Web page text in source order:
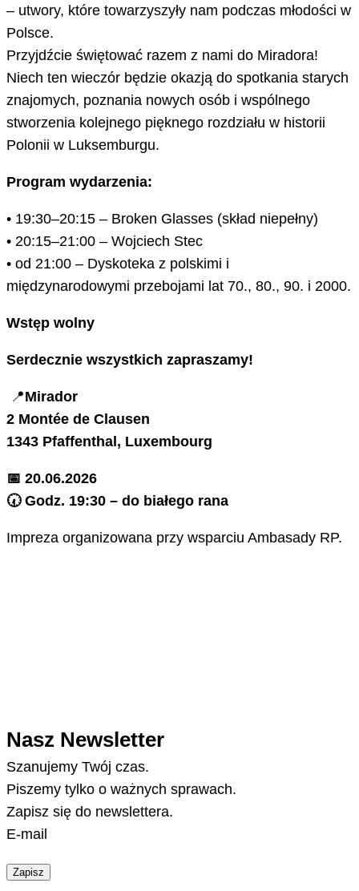
– utwory, które towarzyszyły nam podczas młodości w
Polsce.
Przyjdźcie świętować razem z nami do Miradora!
Niech ten wieczór będzie okazją do spotkania starych
znajomych, poznania nowych osób i wspólnego
stworzenia kolejnego pięknego rozdziału w historii
Polonii w Luksemburgu.
Program wydarzenia:
• 19:30–20:15 – Broken Glasses (skład niepełny)
• 20:15–21:00 – Wojciech Stec
• od 21:00 – Dyskoteka z polskimi i
międzynarodowymi przebojami lat 70., 80., 90. i 2000.
Wstęp wolny
Serdecznie wszystkich zapraszamy!
📍Mirador
2 Montée de Clausen
1343 Pfaffenthal, Luxembourg
📅 20.06.2026
🕢 Godz. 19:30 – do białego rana
Impreza organizowana przy wsparciu Ambasady RP.
Nasz Newsletter
Szanujemy Twój czas.
Piszemy tylko o ważnych sprawach.
Zapisz się do newslettera.
E-mail
Zapisz